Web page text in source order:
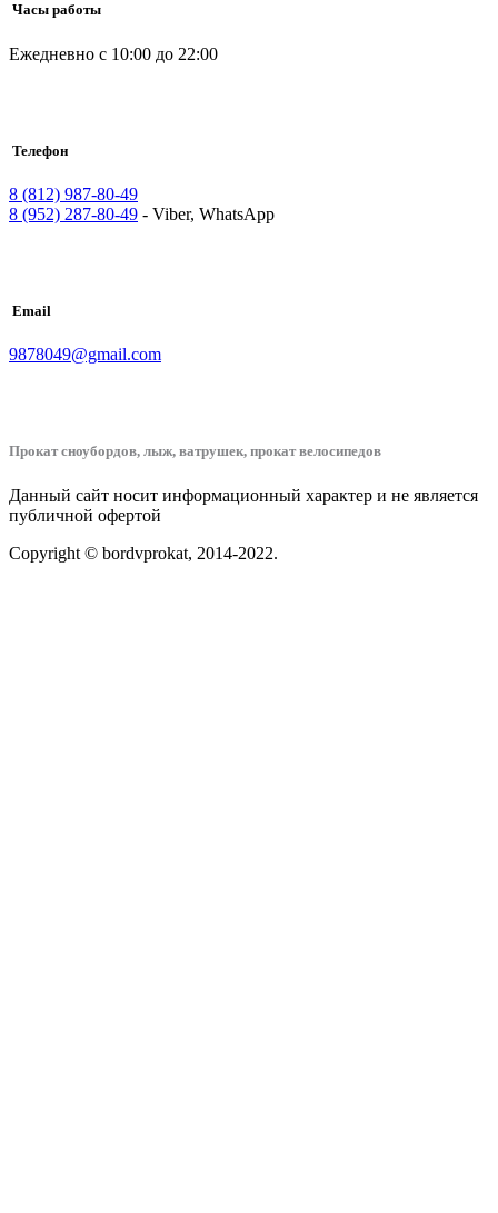
Часы работы
Ежедневно с 10:00 до 22:00
Телефон
8 (812) 987-80-49
8 (952) 287-80-49 - Viber, WhatsApp
Email
9878049@gmail.com
Прокат сноубордов, лыж, ватрушек, прокат велосипедов
Данный сайт носит информационный характер и не является
публичной офертой
Copyright © bordvprokat, 2014-2022.